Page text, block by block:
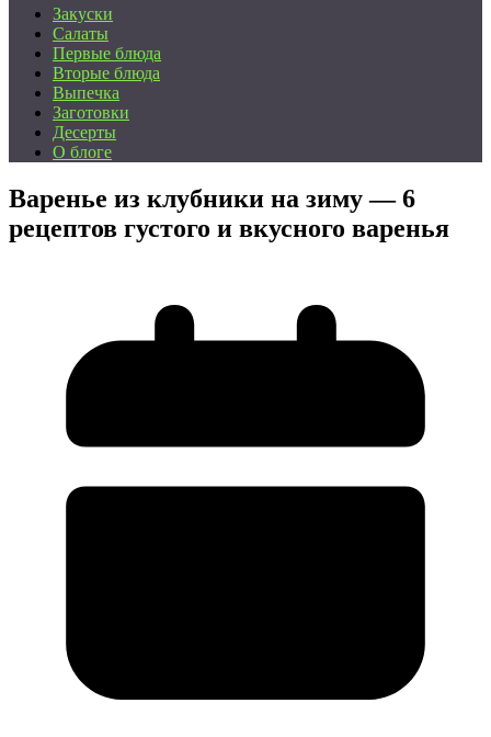
Закуски
Салаты
Первые блюда
Вторые блюда
Выпечка
Заготовки
Десерты
О блоге
Варенье из клубники на зиму — 6
рецептов густого и вкусного варенья